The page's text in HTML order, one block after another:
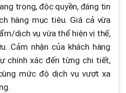
trọng, độc quyền, đáng tin
hàng mục tiêu. Giá cả vừa
dịch vụ vừa thể hiện vị thế,
Cảm nhận của khách hàng
chính xác đến từng chi tiết,
mức độ dịch vụ vượt xa